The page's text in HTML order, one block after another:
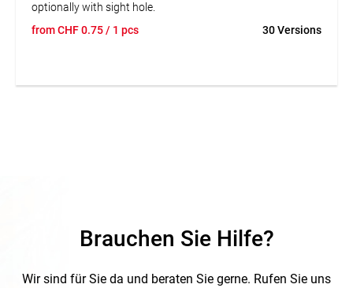
optionally with sight hole.
fromCHF0.75/ 1 pcs 30 Versions
Brauchen Sie Hilfe?
Wir sind für Sie da und beraten Sie gerne. Rufen Sie uns